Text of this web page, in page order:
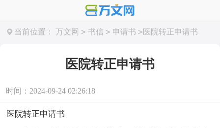
当前位置： 万文网 > 书信 > 申请书 > 医院转正申请书
医院转正申请书
时间：2024-09-24 02:26:18
医院转正申请书